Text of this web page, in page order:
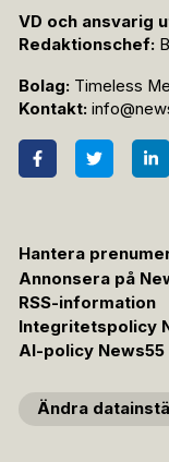
VD och ansvarig
Redaktionschef:
Bolag: Timeless
Kontakt:
Hantera
Annonsera på
RSS-information
Integritetspolicy
AI-policy News55
Ändra